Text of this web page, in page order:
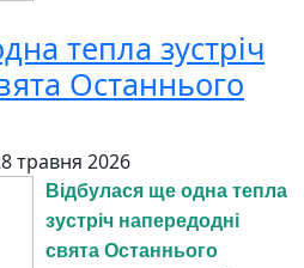
тепла зустріч
Останнього
травня 2026
Відбулася ще одна тепла
зустріч напередодні
свята Останнього